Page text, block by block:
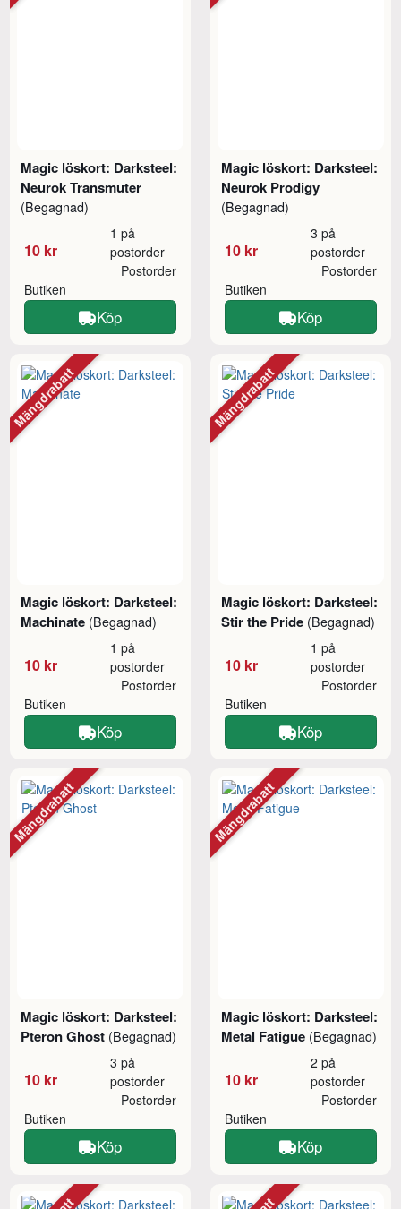
Magic löskort: Darksteel:
Neurok Transmuter
(Begagnad)
10 kr
1 på
postorder
Butiken
Postorder
Köp
Magic löskort: Darksteel:
Neurok Prodigy
(Begagnad)
10 kr
3 på
postorder
Butiken
Postorder
Köp
Magic löskort: Darksteel:
Machinate (Begagnad)
10 kr
1 på
postorder
Butiken
Postorder
Köp
Mängdrabatt
Magic löskort: Darksteel:
Stir the Pride (Begagnad)
10 kr
1 på
postorder
Butiken
Postorder
Köp
Mängdrabatt
Magic löskort: Darksteel:
Pteron Ghost (Begagnad)
10 kr
3 på
postorder
Butiken
Postorder
Köp
Mängdrabatt
Magic löskort: Darksteel:
Metal Fatigue (Begagnad)
10 kr
2 på
postorder
Butiken
Postorder
Köp
Mängdrabatt